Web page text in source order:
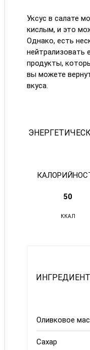
Уксус в салате
кислым, и это
Однако, есть
нейтрализовать
продукты,
вы можете
вкуса.
50
ККАЛ
Оливковое
Сахар